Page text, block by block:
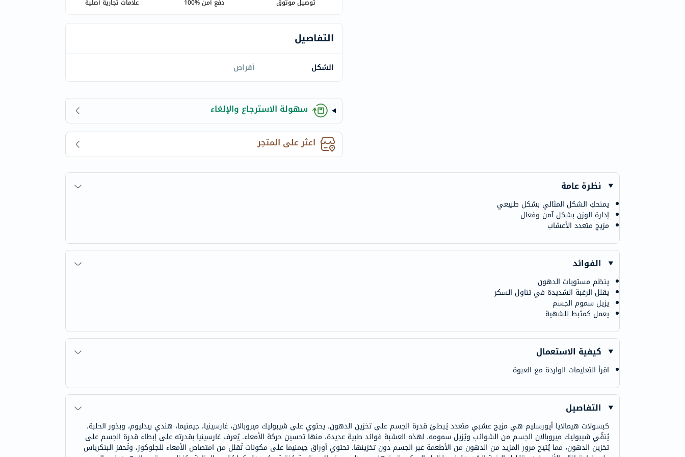
chek
activise
acuvue
annemarie-
borlind
webber-
naturals
aveeno
freestylelibre
cetaphil
theordinary
egoqv
cosrx
OMRON
fino
توصيل موثوق دفع آمن %100 علامات تجارية أصلية
التفاصيل
الشكل أقراص
سهولة الاسترجاع والإلغاء
اعثر على المتجر
نظرة عامة
يمنحكِ الشكل المثالي بشكل طبيعي
إدارة الوزن بشكل آمن وفعال
مزيج متعدد الأعشاب
الفوائد
ينظم مستويات الدهون
يقلل الرغبة الشديدة في تناول السكر
يزيل سموم الجسم
يعمل كمثبط للشهية
كيفية الاستعمال
اقرأ التعليمات الواردة مع العبوة
التفاصيل
كبسولات هيمالايا أيورسليم هي مزيج عشبي متعدد يُبطئ قدرة الجسم على تخزين الدهون. يحتوي على شيبوليك ميروبالان، غارسينيا، جيمنيما، هندي بيدليوم، وبذور الحلبة.
يُنقّي شيبوليك ميروبالان الجسم من الشوائب ويُزيل سمومه. لهذه العشبة فوائد طبية عديدة، منها تحسين حركة الأمعاء. يُعرف غارسينيا بقدرته على إبطاء قدرة الجسم على
تخزين الدهون، مما يُتيح مرور المزيد من الدهون من الأطعمة عبر الجسم دون تخزينها. تحتوي أوراق جيمنيما على مكونات تُقلل من امتصاص الأمعاء للجلوكوز، وتُحفز البنكرياس